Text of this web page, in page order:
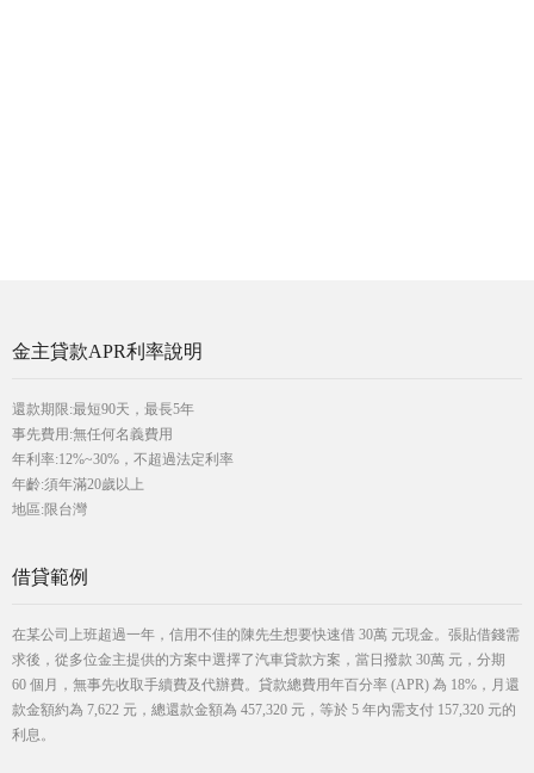
金主貸款APR利率說明
還款期限:最短90天，最長5年
事先費用:無任何名義費用
年利率:12%~30%，不超過法定利率
年齡:須年滿20歲以上
地區:限台灣
借貸範例
在某公司上班超過一年，信用不佳的陳先生想要快速借 30萬 元現金。張貼借錢需
求後，從多位金主提供的方案中選擇了汽車貸款方案，當日撥款 30萬 元，分期
60 個月，無事先收取手續費及代辦費。貸款總費用年百分率 (APR) 為 18%，月還
款金額約為 7,622 元，總還款金額為 457,320 元，等於 5 年內需支付 157,320 元的
利息。